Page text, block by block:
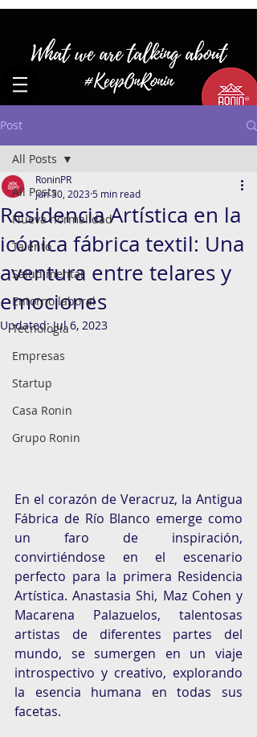
Post
All Posts
Nueva normalidad
Talento
Salud mental
Entorno laboral
Tecnología
Empresas
Startup
Casa Ronin
Grupo Ronin
All Posts
Residencia Artística en la
icónica fábrica textil: Una
aventura entre telares y
emociones
RoninPR
Jun 30, 2023 5 min read
Updated:Jul 6, 2023
En el corazón de Veracruz, la Antigua
Fábrica de Río Blanco emerge como
un faro de inspiración,
convirtiéndose en el escenario
perfecto para la primera Residencia
Artística. Anastasia Shi, Maz Cohen y
Macarena Palazuelos, talentosas
artistas de diferentes partes del
mundo, se sumergen en un viaje
introspectivo y creativo, explorando
la esencia humana en todas sus
facetas.